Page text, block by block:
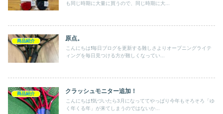
も同じ時期に大量に買うので、同じ時期に大...
商品紹介 原点。
こんにちは❗️毎日ブログを更新する難しさよりオープニングライテ
ィングを毎日見つける方が難しくなってい...
商品紹介 クラッシュモニター追加！
こんにちは❗️気づいたら3月になっててやっぱり今年もそろそろ「ゆ
く年くる年」が来てしまうのではないか...